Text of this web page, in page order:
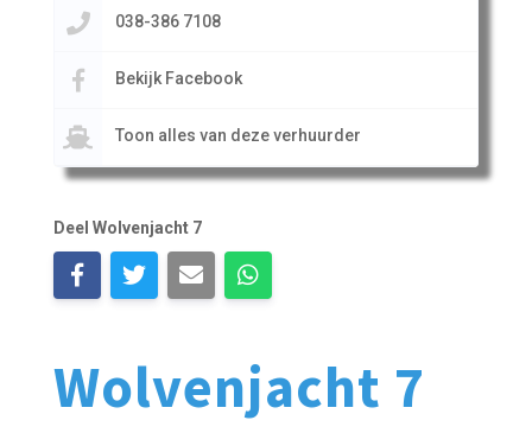
Wolvenjacht 7
038-386 7108
Bekijk Facebook
Toon alles van deze verhuurder
Deel Wolvenjacht 7